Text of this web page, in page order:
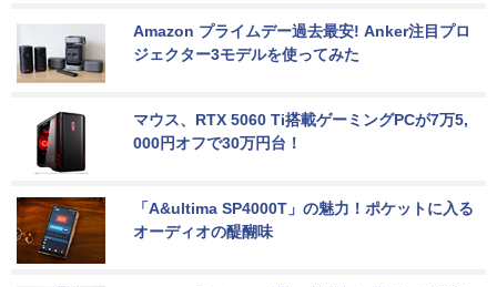
Amazon プライムデー過去最安! Anker注目プロ
ジェクター3モデルを使ってみた
マウス、RTX 5060 Ti搭載ゲーミングPCが7万5,
000円オフで30万円台！
「A&ultima SP4000T」の魅力！ポケットに入る
オーディオの醍醐味